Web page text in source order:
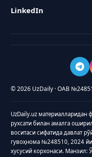
LinkedIn
© 2026 UzDaily · ОАВ
UzDaily.uz материалларидан
рухсати билан амалга
воситаси сифатида давлат
гувоҳнома №248510, 2024
хусусий корхонаси. Манзил: